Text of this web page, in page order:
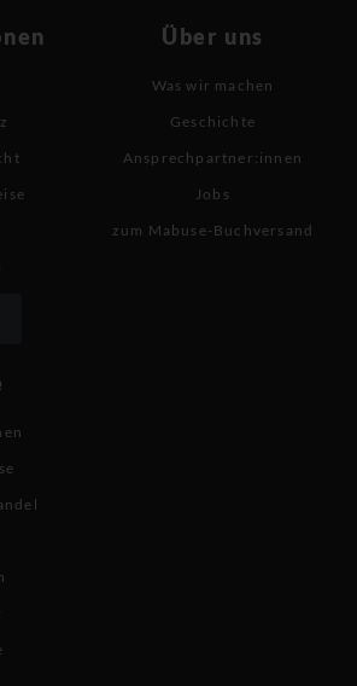
Über uns
Was wir machen
Geschichte
Ansprechpartner:innen
Jobs
zum Mabuse-Buchversand